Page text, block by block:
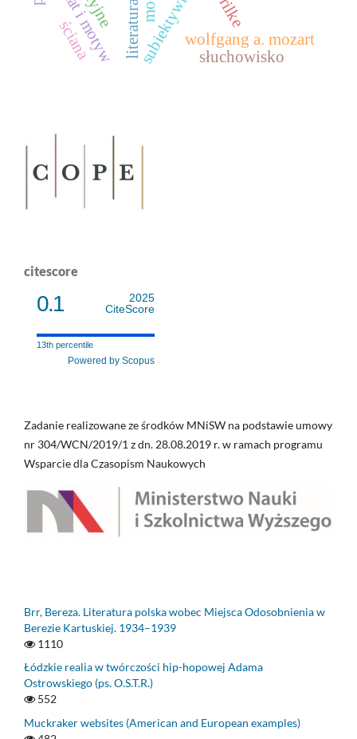
subiektywizmwolfgang a. mozart
temat i motyw
ściana słuchowisko
citescore
0.1
2025
CiteScore
13th percentile
Powered by Scopus
Zadanie realizowane ze środków MNiSW na podstawie umowy
nr 304/WCN/2019/1 z dn. 28.08.2019 r. w ramach programu
Wsparcie dla Czasopism Naukowych
Brr, Bereza. Literatura polska wobec Miejsca Odosobnienia w
Berezie Kartuskiej. 1934–1939
1110
Łódzkie realia w twórczości hip-hopowej Adama
Ostrowskiego (ps. O.S.T.R.)
552
Muckraker websites (American and European examples)